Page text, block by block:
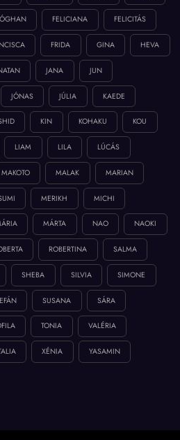
FELICIANA FELICITÁS
FRIDA GINA HEVA
JANA JUN
JÓNAS JÚLIA KAEDE
KIN KOHAKU KOU
LIAM LILA LÚCÁS
MAKOTO MALAK MARIAN
MERIKH MICHI
MÁRTA NAO NAOKI
ROBERTINA SALMA
SHEBA SILVIA SIMONE
SUSANA SÁRA
TONIA VALÉRIA
XÉNIA YASAMIN